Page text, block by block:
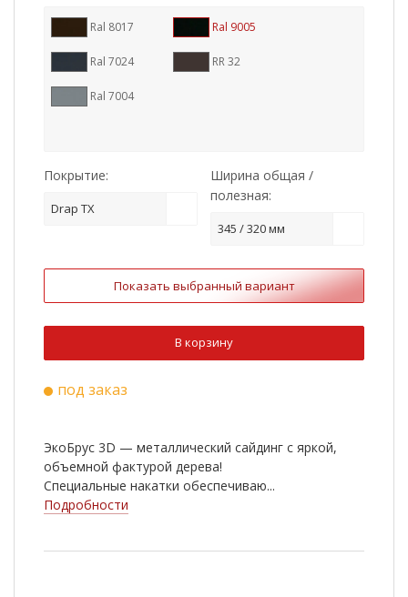
Ral 8017 Ral 9005
Ral 7024 RR 32
Ral 7004
Покрытие:
Drap TX
Ширина общая /
полезная:
345 / 320 мм
Показать выбранный вариант
В корзину
под заказ
ЭкоБрус 3D — металлический сайдинг с яркой,
объемной фактурой дерева!
Специальные накатки обеспечиваю...
Подробности